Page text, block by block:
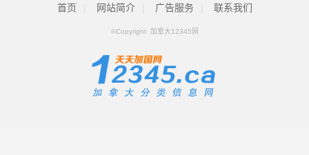
首页 网站简介 广告服务 联系我们
©Copyright 加拿大12345网